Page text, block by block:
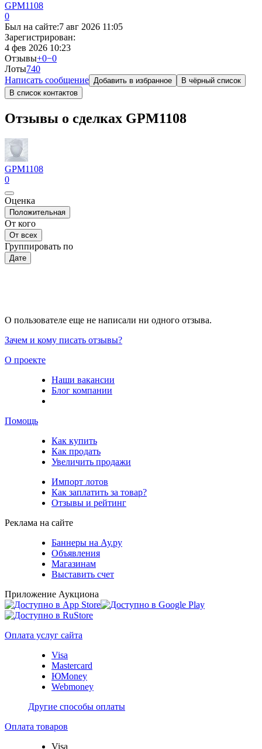
GPM1108
0
Был на сайте:7 авг 2026 11:05
Зарегистрирован:
4 фев 2026 10:23
Отзывы+0−0
Лоты740
Написать сообщение Добавить в избранное
В чёрный список
В список контактов
Отзывы о сделках GPM1108
GPM1108
0
Оценка
Положительная
От кого
От всех
Группировать по
Дате
О пользователе еще не написали ни одного отзыва.
Зачем и кому писать отзывы?
О проекте
Наши вакансии
Блог компании
Помощь
Как купить
Как продать
Увеличить продажи
Импорт лотов
Как заплатить за товар?
Отзывы и рейтинг
Реклама на сайте
Баннеры на Ау.ру
Объявления
Магазинам
Выставить счет
Приложение Аукциона
Оплата услуг сайта
Visa
Mastercard
ЮMoney
Webmoney
Другие способы оплаты
Оплата товаров
Visa